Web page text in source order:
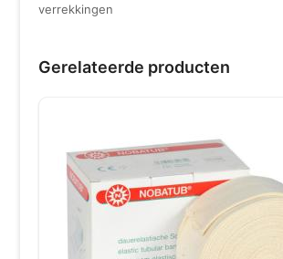
verrekkingen
Gerelateerde producten